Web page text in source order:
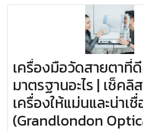
เครื่องมือวัดสายตาที่
มาตรฐานอะไร | เช็คลิ
เครื่องให้แม่นและน่าเ
(Grandlondon